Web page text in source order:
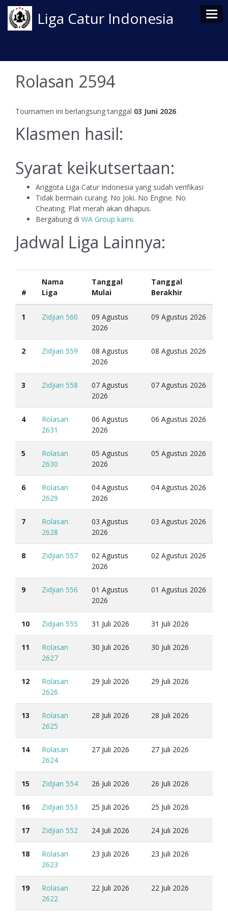
Liga Catur Indonesia
Rolasan 2594
Tournamen ini berlangsung tanggal 03 Juni 2026
Klasmen hasil:
Syarat keikutsertaan:
Anggota Liga Catur Indonesia yang sudah verifikasi
Tidak bermain curang. No Joki. No Engine. No
Cheating. Plat merah akan dihapus.
Bergabung di WA Group kami.
Jadwal Liga Lainnya:
#
Nama
Liga
Tanggal
Mulai
Tanggal
Berakhir
1 Zidjian 560
09 Agustus
2026
09 Agustus 2026
2 Zidjian 559
08 Agustus
2026
08 Agustus 2026
3 Zidjian 558
07 Agustus
2026
07 Agustus 2026
4
Rolasan
2631
06 Agustus
2026
06 Agustus 2026
5
Rolasan
2630
05 Agustus
2026
05 Agustus 2026
6
Rolasan
2629
04 Agustus
2026
04 Agustus 2026
7
Rolasan
2628
03 Agustus
2026
03 Agustus 2026
8 Zidjian 557
02 Agustus
2026
02 Agustus 2026
9 Zidjian 556
01 Agustus
2026
01 Agustus 2026
10 Zidjian 555 31 Juli 2026 31 Juli 2026
11
Rolasan
2627
30 Juli 2026 30 Juli 2026
12
Rolasan
2626
29 Juli 2026 29 Juli 2026
13
Rolasan
2625
28 Juli 2026 28 Juli 2026
14
Rolasan
2624
27 Juli 2026 27 Juli 2026
15 Zidjian 554 26 Juli 2026 26 Juli 2026
16 Zidjian 553 25 Juli 2026 25 Juli 2026
17 Zidjian 552 24 Juli 2026 24 Juli 2026
18
Rolasan
2623
23 Juli 2026 23 Juli 2026
19
Rolasan
2622
22 Juli 2026 22 Juli 2026